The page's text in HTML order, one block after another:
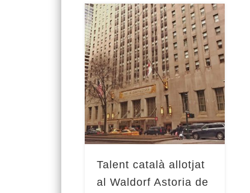
Talent català allotjat
al Waldorf Astoria de